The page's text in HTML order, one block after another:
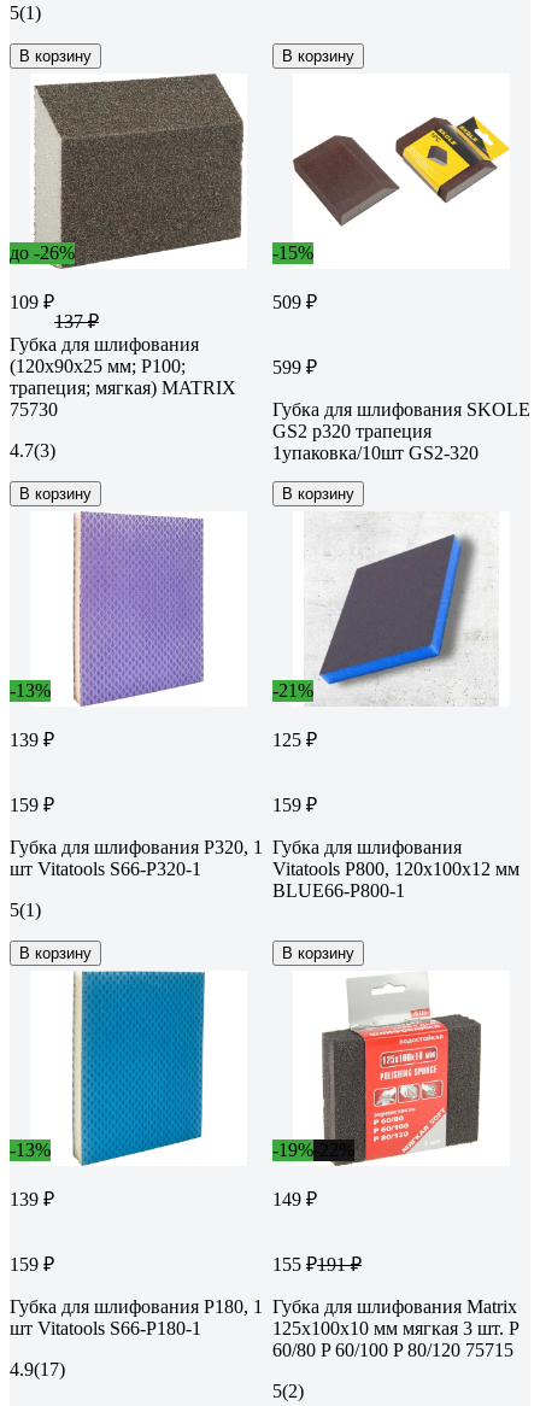
5(1)
В корзину В корзину
до -26%
109 ₽
137 ₽
Губка для шлифования
(120х90х25 мм; P100;
трапеция; мягкая) MATRIX
75730
4.7(3)
В корзину
-15%
509 ₽
599 ₽
Губка для шлифования SKOLE
GS2 p320 трапеция
1упаковка/10шт GS2-320
В корзину
-13%
139 ₽
159 ₽
Губка для шлифования P320, 1
шт Vitatools S66-P320-1
5(1)
В корзину
-21%
125 ₽
159 ₽
Губка для шлифования
Vitatools P800, 120x100x12 мм
BLUE66-P800-1
В корзину
-13%
139 ₽
159 ₽
Губка для шлифования P180, 1
шт Vitatools S66-P180-1
4.9(17)
-19%
149 ₽
155 ₽191 ₽
Губка для шлифования Matrix
125x100x10 мм мягкая 3 шт. P
60/80 P 60/100 P 80/120 75715
5(2)